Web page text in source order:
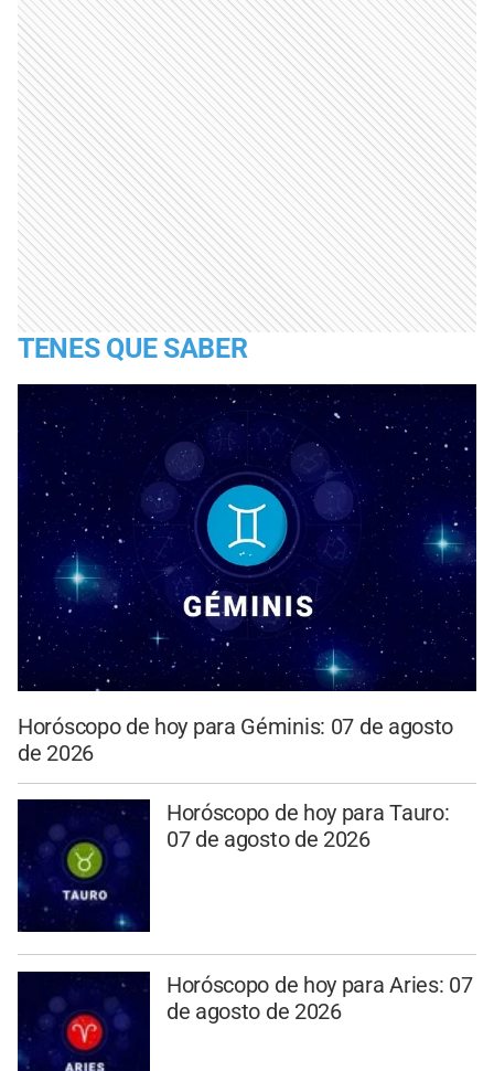
TENES QUE SABER
Horóscopo de hoy para Géminis: 07 de agosto
de 2026
Horóscopo de hoy para Tauro:
07 de agosto de 2026
Horóscopo de hoy para Aries: 07
de agosto de 2026